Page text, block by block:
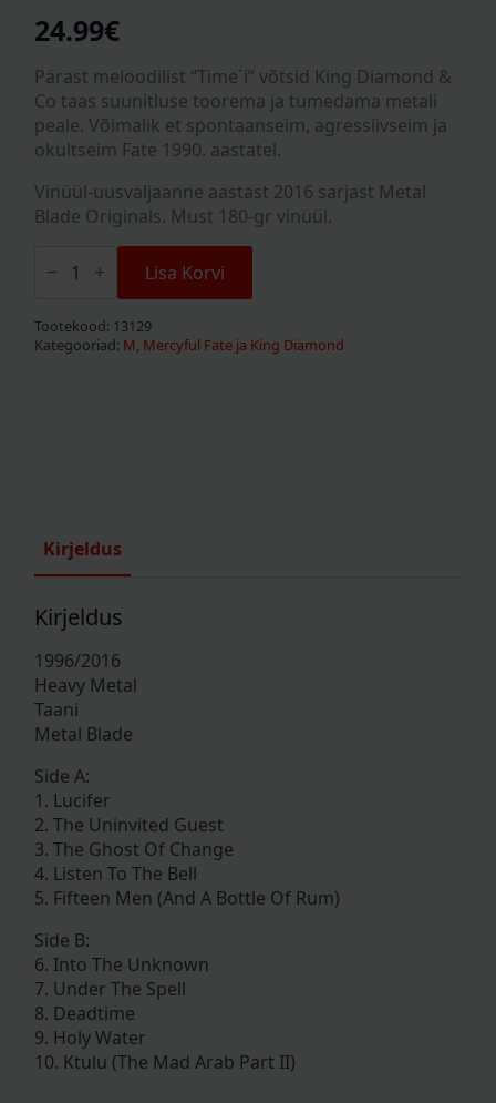
24.99€
Pärast meloodilist “Time´i” võtsid King Diamond &
Co taas suunitluse toorema ja tumedama metali
peale. Võimalik et spontaanseim, agressiivseim ja
okultseim Fate 1990. aastatel.
Vinüül-uusväljaanne aastast 2016 sarjast Metal
Blade Originals. Must 180-gr vinüül.
Fate
Unknown"
LP
kogus
Lisa Korvi
Tootekood: 13129
Kategooriad: M Mercyful Fate ja King Diamond
Kirjeldus
Kirjeldus
1996/2016
Heavy Metal
Taani
Metal Blade
Side A:
1. Lucifer
2. The Uninvited Guest
3. The Ghost Of Change
4. Listen To The Bell
5. Fifteen Men (And A Bottle Of Rum)
Side B:
6. Into The Unknown
7. Under The Spell
8. Deadtime
9. Holy Water
10. Ktulu (The Mad Arab Part II)